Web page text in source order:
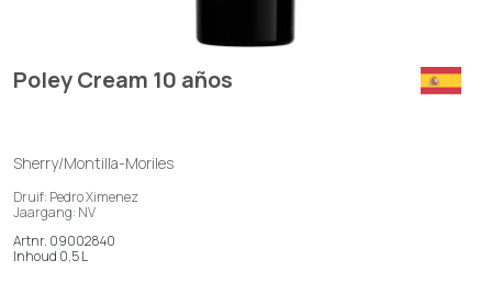
Poley Cream 10 años
Sherry/Montilla-Moriles
Druif: Pedro Ximenez
Jaargang: NV
Artnr. 09002840
Inhoud 0,5 L